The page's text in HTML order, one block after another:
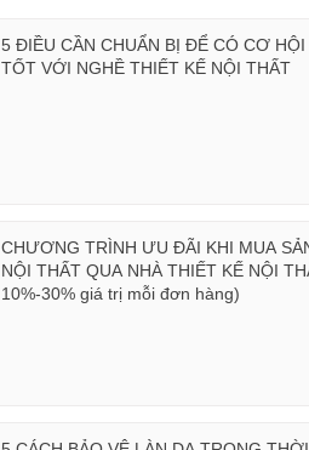
5 ĐIỀU CẦN CHUẨN BỊ ĐỂ CÓ CƠ HỘI
TỐT VỚI NGHỀ THIẾT KẾ NỘI THẤT
CHƯƠNG TRÌNH ƯU ĐÃI KHI MUA
NỘI THẤT QUA NHÀ THIẾT KẾ NỘI
10%-30% giá trị mỗi đơn hàng)